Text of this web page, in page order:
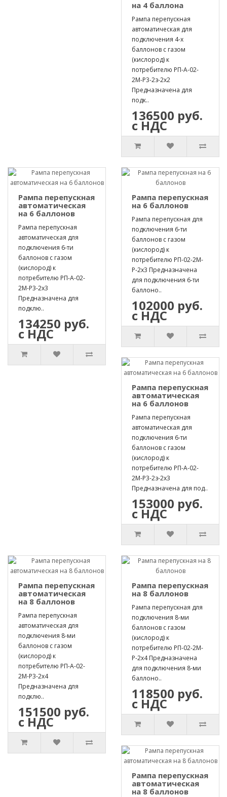
на 4 баллона
Рампа перепускная
автоматическая для
подключения 4-х
баллонов с газом
(кислород) к
потребителю РП-А-02-
2М-Р3-2з-2х2
Предназначена для
подк..
136500 руб.
с НДС
Рампа перепускная
автоматическая
на 6 баллонов
Рампа перепускная
автоматическая для
подключения 6-ти
баллонов с газом
(кислород) к
потребителю РП-А-02-
2М-Р3-2х3
Предназначена для
подклю..
134250 руб.
с НДС
Рампа перепускная
на 6 баллонов
Рампа перепускная для
подключения 6-ти
баллонов с газом
(кислород) к
потребителю РП-02-2М-
Р-2х3 Предназначена
для подключения 6-ти
баллоно..
102000 руб.
с НДС
Рампа перепускная
автоматическая
на 6 баллонов
Рампа перепускная
автоматическая для
подключения 6-ти
баллонов с газом
(кислород) к
потребителю РП-А-02-
2М-Р3-2з-2х3
Предназначена для под..
153000 руб.
с НДС
Рампа перепускная
автоматическая
на 8 баллонов
Рампа перепускная
автоматическая для
подключения 8-ми
баллонов с газом
(кислород) к
потребителю РП-А-02-
2М-Р3-2х4
Предназначена для
подклю..
151500 руб.
с НДС
Рампа перепускная
на 8 баллонов
Рампа перепускная для
подключения 8-ми
баллонов с газом
(кислород) к
потребителю РП-02-2М-
Р-2х4 Предназначена
для подключения 8-ми
баллоно..
118500 руб.
с НДС
Рампа перепускная
автоматическая
на 8 баллонов